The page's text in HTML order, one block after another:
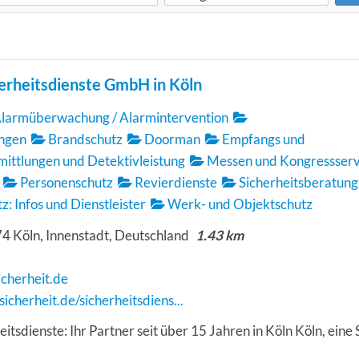
GmbH in Köln
/ Alarmintervention
Brandschutz Doorman
Empfangs und
und Detektivleistung
Messen und
Personenschutz
Revierdienste
Sicherheitsberatung
Infos und Dienstleister
Werk- und Objektschutz
Köln, Innenstadt, Deutschland 1.43 km
sicherheitsdiens...
Ihr Partner seit über 15 Jahren in Köln Köln, eine